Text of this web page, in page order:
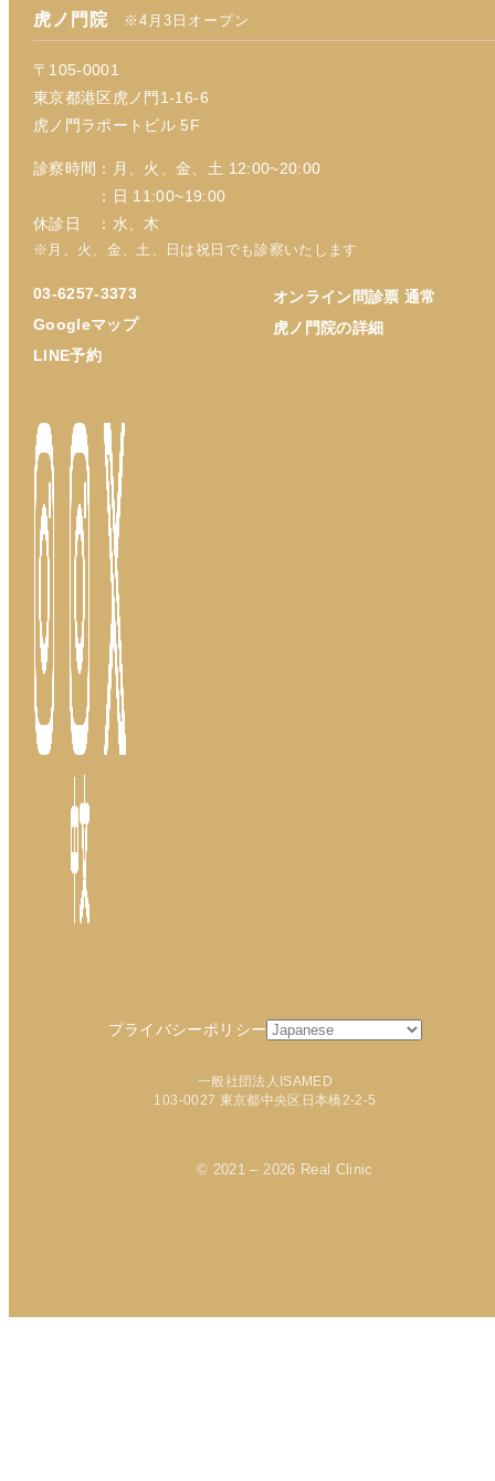
虎ノ門院 ※4月3日オープン
〒105-0001
東京都港区虎ノ門1-16-6
虎ノ門ラポートビル 5F
診察時間：月、火、金、土 12:00~20:00
：日 11:00~19:00
休診日 ：水、木
※月、火、金、土、日は祝日でも診察いたします
03-6257-3373
Googleマップ
LINE予約
オンライン問診票 通常
虎ノ門院の詳細
プライバシーポリシー
一般社団法人ISAMED
103-0027 東京都中央区日本橋2-2-5
© 2021 – 2026 Real Clinic